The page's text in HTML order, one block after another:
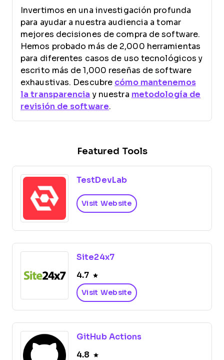
Invertimos en una investigación profunda
para ayudar a nuestra audiencia a tomar
mejores decisiones de compra de software.
Hemos probado más de 2,000 herramientas
para diferentes casos de uso tecnológicos y
escrito más de 1,000 reseñas de software
exhaustivas. Descubre cómo mantenemos
la transparencia y nuestra metodología de
revisión de software.
Featured Tools
TestDevLab
Visit Website
Site24x7
4.7
Visit Website
GitHub Actions
4.8